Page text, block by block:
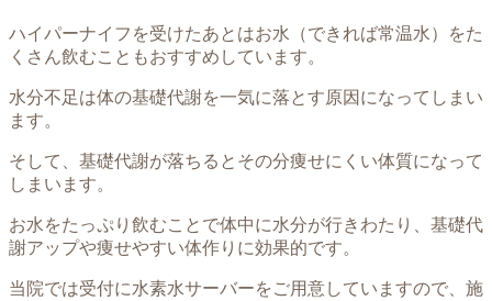
ハイパーナイフを受けたあとはお水（できれば常温水）をた
くさん飲むこともおすすめしています。
水分不足は体の基礎代謝を一気に落とす原因になってしまい
ます。
そして、基礎代謝が落ちるとその分痩せにくい体質になって
しまいます。
お水をたっぷり飲むことで体中に水分が行きわたり、基礎代
謝アップや痩せやすい体作りに効果的です。
当院では受付に水素水サーバーをご用意していますので、施